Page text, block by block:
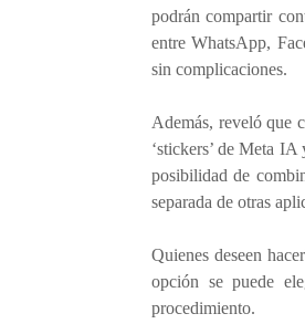
podrán compartir
entre WhatsApp,
sin complicaciones.
Además, reveló que
‘stickers’ de Meta
posibilidad de
separada de otras
Quienes deseen
opción se puede
procedimiento.